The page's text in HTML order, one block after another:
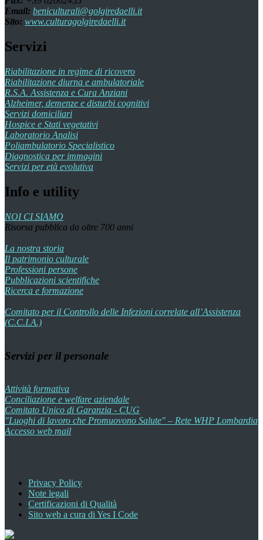
Email: beniculturali@golgiredaelli.it
Sito: www.culturagolgiredaelli.it
Servizi
Riabilitazione in regime di ricovero
Riabilitazione diurna e ambulatoriale
R.S.A. Assistenza e Cura Anziani
Alzheimer, demenze e disturbi cognitivi
Servizi domiciliari
Hospice e Stati vegetativi
Laboratorio Analisi
Poliambulatorio Specialistico
Diagnostica per immagini
Servizi per età evolutiva
Info e utility
NOI CI SIAMO
Risorsa pubblica da oltre 700 anni
La nostra storia
Il patrimonio culturale
Professioni persone
Pubblicazioni scientifiche
Ricerca e formazione
Comitato per il Controllo delle Infezioni correlate all’Assistenza
(C.C.I.A.)
Servizi per il personale
Attività formativa
Conciliazione e welfare aziendale
Comitato Unico di Garanzia - CUG
"Luoghi di lavoro che Promuovono Salute" – Rete WHP Lombardia
Accesso web mail
Privacy Policy
Note legali
Certificazioni di Qualità
Sito web a cura di Yes I Code